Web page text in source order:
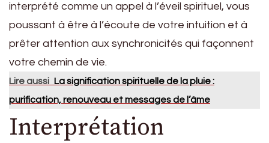
interprété comme un appel à l’éveil spirituel, vous
poussant à être à l’écoute de votre intuition et à
prêter attention aux synchronicités qui façonnent
votre chemin de vie.
Lire aussi La signification spirituelle de la pluie :
purification, renouveau et messages de l’âme
Interprétation